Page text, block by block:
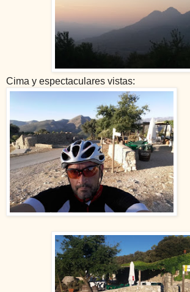
Cima y espectaculares vistas: